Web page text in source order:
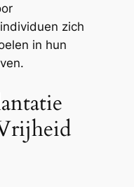
zich
in hun